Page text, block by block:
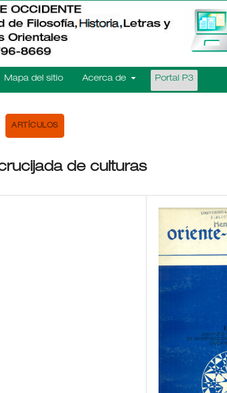
Mapa del sitio Acerca de Portal P3
ARTÍCULOS
de culturas